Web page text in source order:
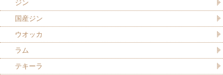
ジン
国産ジン
ウオッカ
ラム
テキーラ